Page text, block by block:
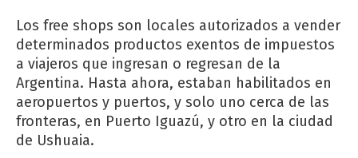
Los free shops son locales autorizados a vender
determinados productos exentos de impuestos
a viajeros que ingresan o regresan de la
Argentina. Hasta ahora, estaban habilitados en
aeropuertos y puertos, y solo uno cerca de las
fronteras, en Puerto Iguazú, y otro en la ciudad
de Ushuaia.